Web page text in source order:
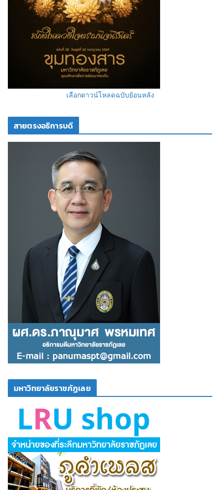
เลือกดาวน์โหลดฉบับย้อนหลัง
สายตรงอธิการบดี
มหาวิทยาลัยราชภัฏเลย